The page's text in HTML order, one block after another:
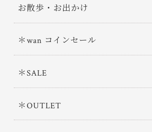
お散歩・お出かけ
＊wan コインセール
＊SALE
＊OUTLET